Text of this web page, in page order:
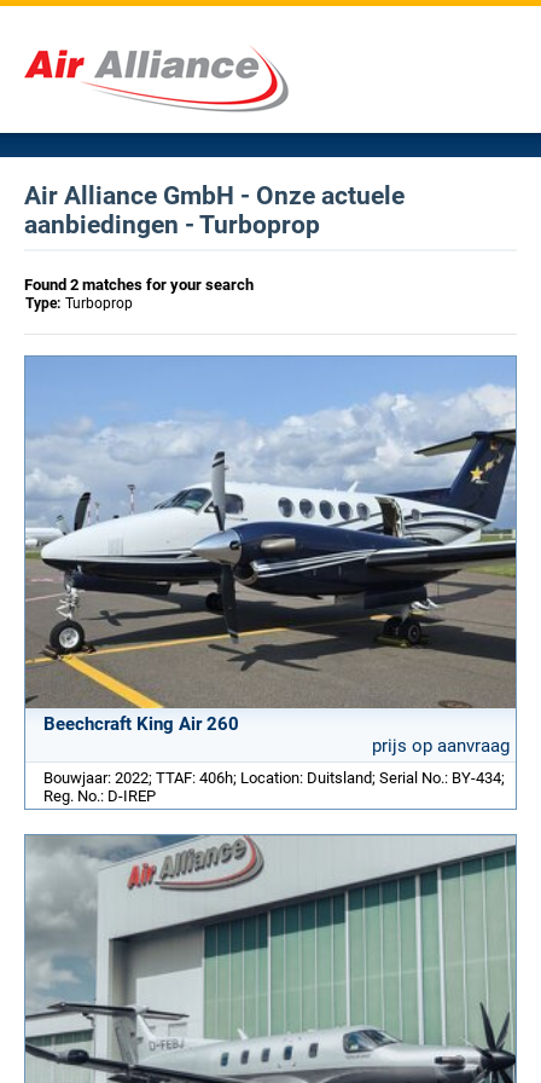
Air Alliance GmbH - Onze actuele
aanbiedingen - Turboprop
Found 2 matches for your search
Type: Turboprop
Beechcraft King Air 260
prijs op aanvraag
Bouwjaar: 2022; TTAF: 406h; Location: Duitsland; Serial No.: BY-434;
Reg. No.: D-IREP